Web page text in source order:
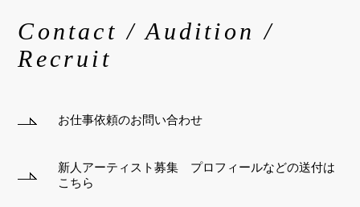
Contact / Audition /
Recruit
お仕事依頼のお問い合わせ
新人アーティスト募集 プロフィールなどの送付は
こちら